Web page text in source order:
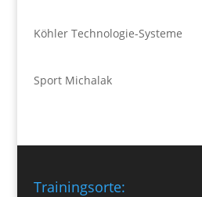
Köhler Technologie-Systeme
Sport Michalak
Trainingsorte: